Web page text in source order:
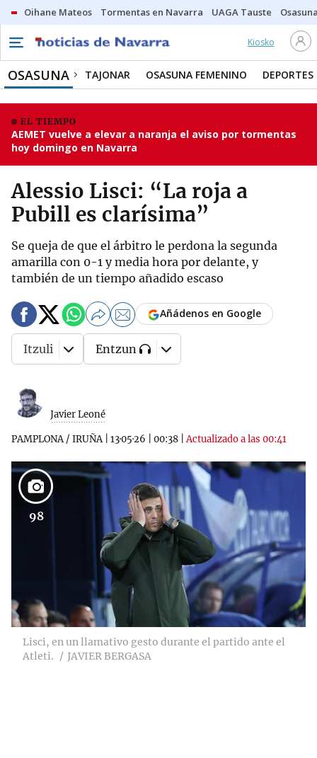
Oihane Mateos Tormentas en Navarra UAGA Tauste
Kiosko
OSASUNA TAJONAR OSASUNA FEMENINO DEPORTES
EL TIEMPO
AEMET vuelve a elevar a naranja el aviso por tormentas
hoy domingo en Navarra
Alessio Lisci: “La roja a
Pubill es clarísima”
Se queja de que el árbitro le perdona la segunda
amarilla con 0-1 y media hora por delante, y
también de un tiempo añadido escaso
Javier Leoné
PAMPLONA / IRUÑA| 13·05·26 00:38 |Actualizado a las 00:41
Añádenos en Google
Itzuli Entzun
98
Lisci, en un llamativo gesto durante el partido ante el
Atleti.
JAVIER BERGASA